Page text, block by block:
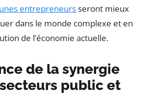
entrepreneursseront mieux
dans le monde complexe et en
de l’économie actuelle.
de la synergie
public et